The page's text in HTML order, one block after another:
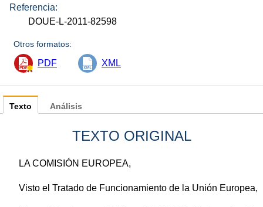
Referencia:
DOUE-L-2011-82598
Otros formatos:
PDF XML
Texto
TEXTO ORIGINAL
LA COMISIÓN EUROPEA,
Visto el Tratado de Funcionamiento de la Unión Europea,
Análisis